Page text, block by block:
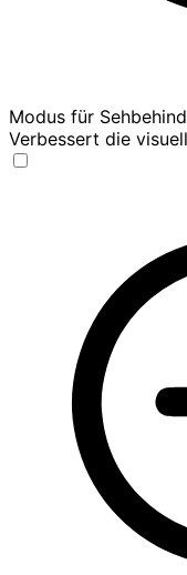
Modus für
Verbessert die